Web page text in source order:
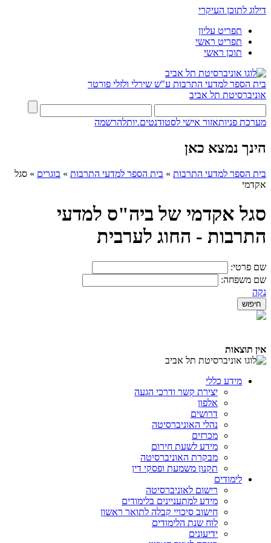
דילוג לתוכן העיקרי
תפריט עליון
תפריט ראשי
תוכן ראשי
בית הספר למדעי התרבות ע"ש שירלי ולזלי פורטר
אוניברסיטת תל אביב
מערכת פניותאזור אישי לסטודנטים.יותלהרשמה
הינך נמצא כאן
בית הספר למדעי התרבות » בית הספר למדעי התרבות » בוגרים » סגל
אקדמי
סגל אקדמי של ביה"ס למדעי
התרבות - החוג לערבית
שם פרטי:
שם משפחה:
נקה
אין תוצאות
מידע כללי
יצירת קשר ודרכי הגעה
אלפון
דרושים
נהלי האוניברסיטה
מכרזים
מידע לשעת חירום
מבקרת האוניברסיטה
תקנון משמעת ופסקי דין
לימודים
רישום לאוניברסיטה
מידע למתעניינים בלימודים
חישוב סיכויי קבלה לתואר ראשון
לוח שנת הלימודים
ידיעונים